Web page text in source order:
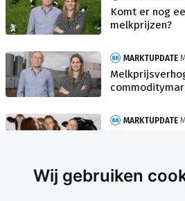
Wij gebruiken
Komt er nog
melkprijzen?
MARKTUPDATE
MARKTUPDATE